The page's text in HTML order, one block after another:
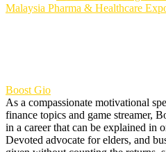
Malaysia Pharma & Healthcare
Boost Gio
As a compassionate motivational
finance topics and game streamer,
in a career that can be explained in
Devoted advocate for elders, and